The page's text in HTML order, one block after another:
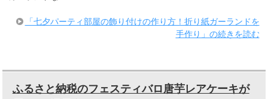
「七夕パーティ部屋の飾り付けの作り方！折り紙ガーランドを
手作り」の続きを読む
ふるさと納税のフェスティバロ唐芋レアケーキが